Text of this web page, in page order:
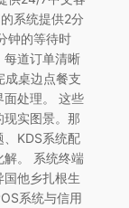
系统提供2分
钟的等待时
每道订单清晰
成桌边点餐支
面处理。 这些
实图景。那
KDS系统配
解。 系统终端
他乡扎根生
系统与信用